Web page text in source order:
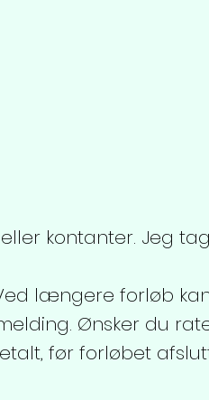
kontanter. Jeg
længere forløb
Ønsker du
før forløbet